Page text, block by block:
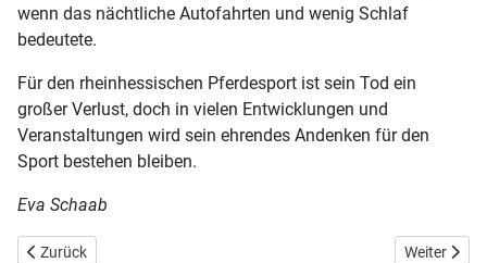
wenn das nächtliche Autofahrten und wenig Schlaf
bedeutete.
Für den rheinhessischen Pferdesport ist sein Tod ein
großer Verlust, doch in vielen Entwicklungen und
Veranstaltungen wird sein ehrendes Andenken für den
Sport bestehen bleiben.
Eva Schaab
Vorheriger Beitrag: Plakat der Verbandsmeisterschaften 2024
Zurück Nächster
Weiter